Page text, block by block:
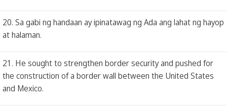
20. Sa gabi ng handaan ay ipinatawag ng Ada ang lahat ng hayop
at halaman.
21. He sought to strengthen border security and pushed for
the construction of a border wall between the United States
and Mexico.